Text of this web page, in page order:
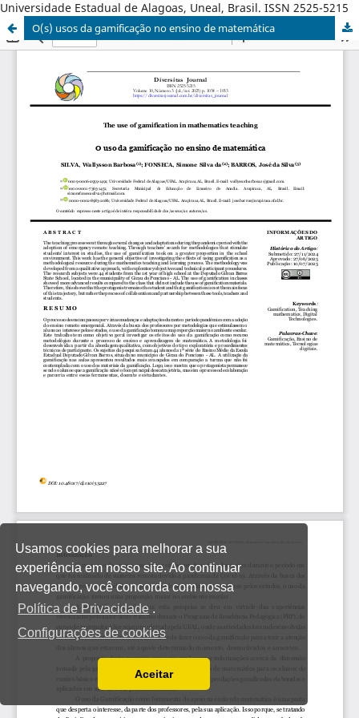
Usamos cookies para melhorar a sua
experiência em nosso site. Ao continuar
navegando, você concorda com nossa
Política de Privacidade .
Configurações de cookies
Você pode desabilitá-los alterando as
Aceitar
Universidade Estadual de Alagoas, Uneal, Brasil. ISSN 2525-5215
O(s) usos da gamificação no ensino de matemática